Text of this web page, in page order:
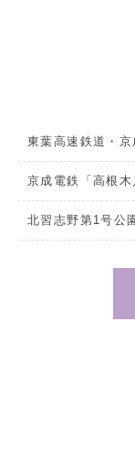
東葉高速鉄道・
京成電鉄「高根
北習志野第1号公